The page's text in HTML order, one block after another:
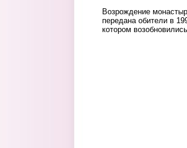
Возрождение
передана обители в
котором